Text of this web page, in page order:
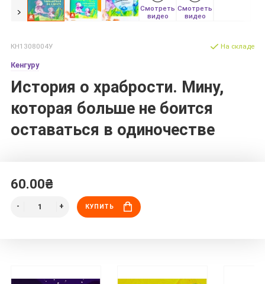
Смотреть
видео
Смотреть
видео
КН1308004У
Кенгуру
История о храбрости. Мину,
которая больше не боится
оставаться в одиночестве
На складе
60.00₴
КУПИТЬ